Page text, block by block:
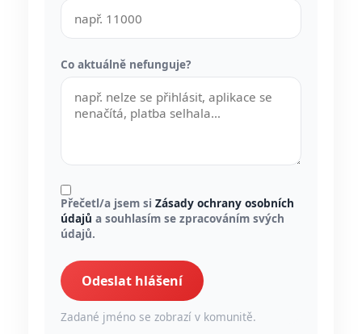
Co aktuálně nefunguje?
Přečetl/a jsem si Zásady ochrany osobních
údajů a souhlasím se zpracováním svých
údajů.
Odeslat hlášení
Zadané jméno se zobrazí v komunitě.